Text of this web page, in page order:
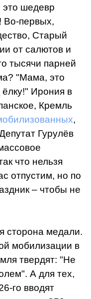
это шедевр
Во-первых,
Старый
от салютов и
тысячи парней
"Мама, это
Ирония в
Кремль
,
Гурулёв
что нельзя
отпустим, но по
– чтобы не
сторона медали.
мобилизации в
твердят: "Не
А для тех,
го вводят